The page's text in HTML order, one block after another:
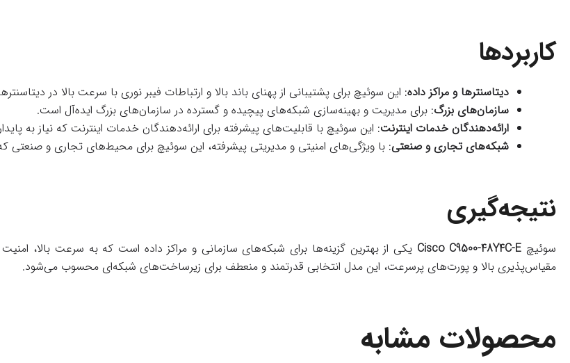
کاربردها
دیتاسنترها و مراکز داده: این سوئیچ برای پشتیبانی از پهنای باند بالا و ارتباطات فیبر نوری با سرعت بالا در
سازمان‌های بزرگ: برای مدیریت و بهینه‌سازی شبکه‌های پیچیده و گسترده در سازمان‌های بزرگ ایده‌آل است.
ارائه‌دهندگان خدمات اینترنت: این سوئیچ با قابلیت‌های پیشرفته برای ارائه‌دهندگان خدمات اینترنت که نیاز به
شبکه‌های تجاری و صنعتی: با ویژگی‌های امنیتی و مدیریتی پیشرفته، این سوئیچ برای محیط‌های تجاری و صنعتی
نتیجه‌گیری
سوئیچ Cisco C9500-48Y4C-E یکی از بهترین گزینه‌ها برای شبکه‌های سازمانی و مراکز داده است که به سرعت بالا، امنیت
مقیاس‌پذیری بالا و پورت‌های پرسرعت، این مدل انتخابی قدرتمند و منعطف برای زیرساخت‌های شبکه‌ای محسوب می‌شود.
محصولات مشابه